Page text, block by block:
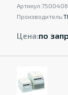
Артикул:
Производитель:
Цена:по